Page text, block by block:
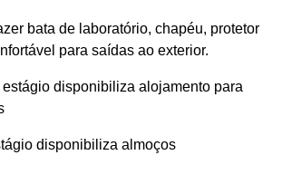
bata de laboratório, chapéu, protetor
para saídas ao exterior.
estágio disponibiliza alojamento para
disponibiliza almoços